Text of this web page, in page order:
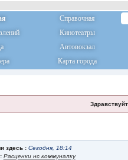
Справочная
Кинотеатры
Автовокзал
Карта города
здесь : Сегодня, 18:14
Расценки нс коммуналку